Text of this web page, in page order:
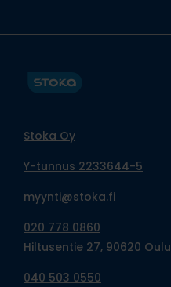
Stoka Oy
Y-tunnus 2233644-5
myynti@stoka.fi
020 778 0860
Hiltusentie 27, 90620 Oulu
040 503 0550